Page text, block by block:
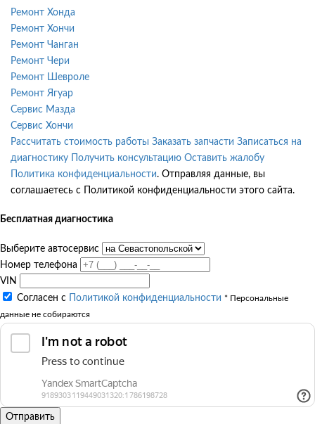
Ремонт Хонда
Ремонт Хончи
Ремонт Чанган
Ремонт Чери
Ремонт Шевроле
Ремонт Ягуар
Сервис Мазда
Сервис Хончи
Рассчитать стоимость работы Заказать запчасти Записаться на
диагностику
Получить консультацию Оставить жалобу
Политика конфиденциальности. Отправляя данные, вы
соглашаетесь с Политикой конфиденциальности этого сайта.
Бесплатная диагностика
Выберите автосервис
Номер телефона
VIN
Согласен с
Политикой конфиденциальности * Персональные
данные не собираются
Отправить